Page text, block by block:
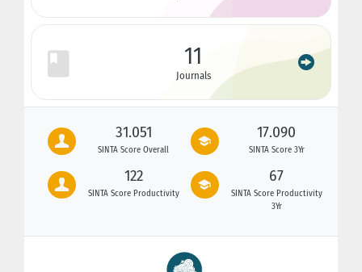
11
Journals
31.051
SINTA Score Overall
17.090
SINTA Score 3Yr
122
SINTA Score Productivity
67
SINTA Score Productivity
3Yr